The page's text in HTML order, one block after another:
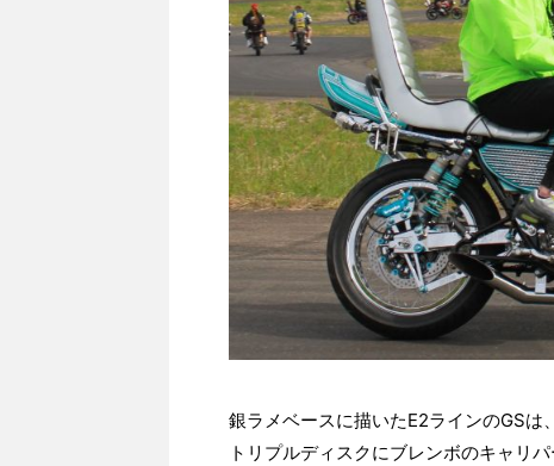
銀ラメベースに描いたE2ラインのGS
トリプルディスクにブレンボのキャリ